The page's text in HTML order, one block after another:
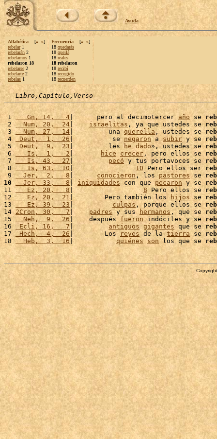
Ayuda
Alfabética [« »]
rebelar1
rebelarán 2
rebelarnos 1
rebelaron 18
rebelarse 2
rebelarte 2
rebelas 1
Frecuencia [« »]
18 quedarás
18 queilá
18 reales
18 rebelaron
18 recibí
18 recogido
18 recuerden
Libro,Capítulo,Verso
1
   Gn, 14,   4
|      pero al decimotercer año se
2
  Num, 20,  24
| israelitas , ya que ustedes se
3
  Num, 27,  14
|         una querella , ustedes se
4
Deut,  1,  26|          se negaron a subir y se
5
Deut,  9,  23 |         les he dado», ustedes se
6
   Is,  1,   2
| hice crecer , pero ellos se
7
   Is, 43,  27
| pecó y tus portavoces se
8
   Is, 63,  10
| 10 Pero ellos ser
9
  Jer,  2,   8
| conocieron, los pastores se
10
  Jer, 33,   8
| iniquidades con que pecaron y se
11
   Ez, 20,   8
| 8 Pero ellos se
12
   Ez, 20,  21
|        Pero también los hijos se
13
   Ez, 39,  23
| culpas , porque ellos se
14 2Cron, 30,   7 | padres y sus hermanos, que se
15
  Neh,  9,  26
|    después fueron indóciles y se
16
Ecli, 16,   7| antiguos gigantes que se
17 Hech,  4,  26 |        Los reyes de la tierra se
18
  Heb,  3,  16
| quiénes son los que se